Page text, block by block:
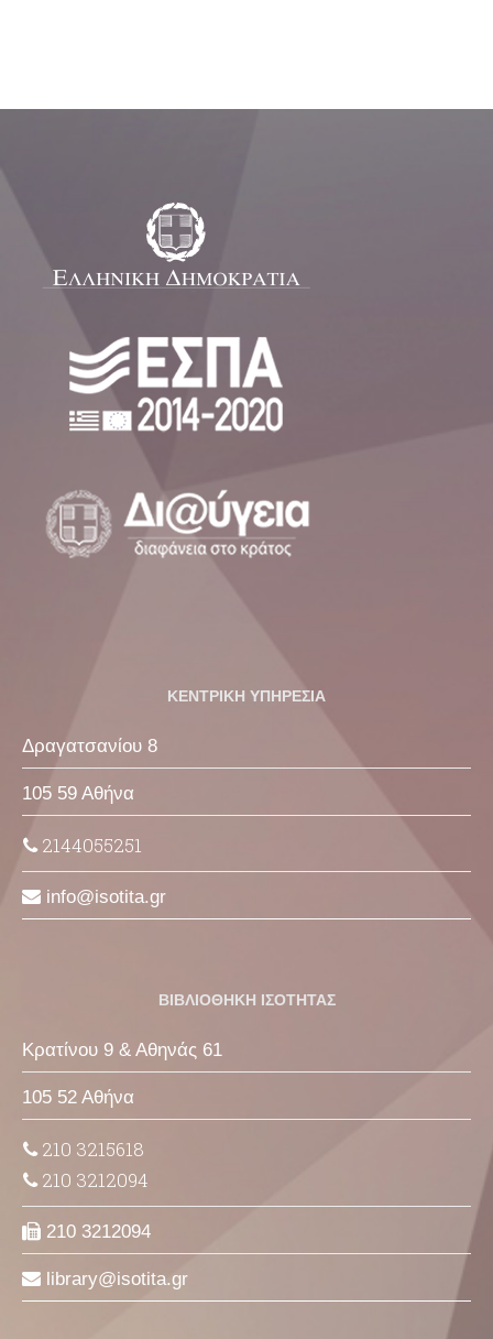
ΚΕΝΤΡΙΚΗ ΥΠΗΡΕΣΙΑ
Δραγατσανίου 8
105 59 Αθήνα
2144055251
info isotita gr
ΒΙΒΛΙΟΘΗΚΗ ΙΣΟΤΗΤΑΣ
Κρατίνου 9 & Αθηνάς 61
105 52 Αθήνα
210 3215618
210 3212094
210 3212094
library isotita gr